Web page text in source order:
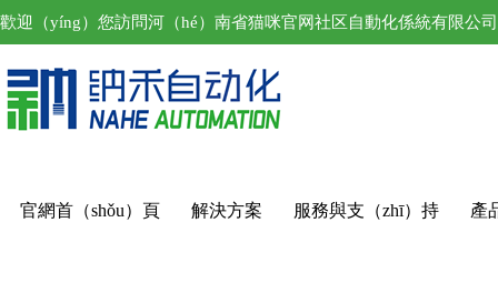
歡迎（yíng）您訪問河（hé）南省猫咪官网社区自動化係統有限公
官網首（shǒu）頁 解決方案 服務與支（zhī）持 產